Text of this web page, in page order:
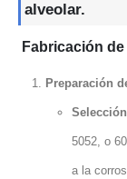
alveolar.
Fabricación
Preparación
5052, o
a la